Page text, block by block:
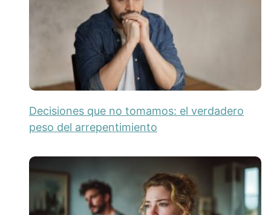
Decisiones que no tomamos: el verdadero
peso del arrepentimiento